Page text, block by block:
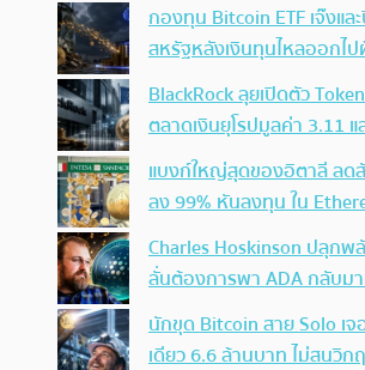
กองทุน Bitcoin ETF เจ๊งแล
สหรัฐหลังเงินทุนไหลออกไ
BlackRock ลุยเปิดตัว
ตลาดเงินยุโรปมูลค่า 3.11
แบงก์ใหญ่สุดของอิตาลี ลด
ลง 99% หันลงทุน ใน
Charles Hoskinson ปลุก
ลั่นต้องการพา ADA กลับม
นักขุด Bitcoin สาย Solo เ
เดียว 6.6 ล้านบาท ไม่สนวิ